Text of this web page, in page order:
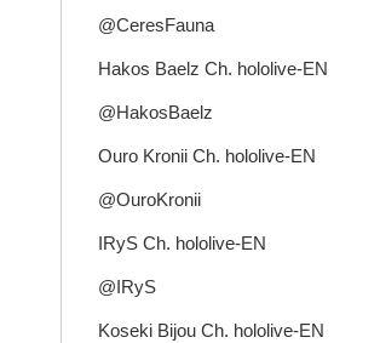
@CeresFauna
Hakos Baelz Ch. hololive-EN
@HakosBaelz
Ouro Kronii Ch. hololive-EN
@OuroKronii
IRyS Ch. hololive-EN
@IRyS
Koseki Bijou Ch. hololive-EN